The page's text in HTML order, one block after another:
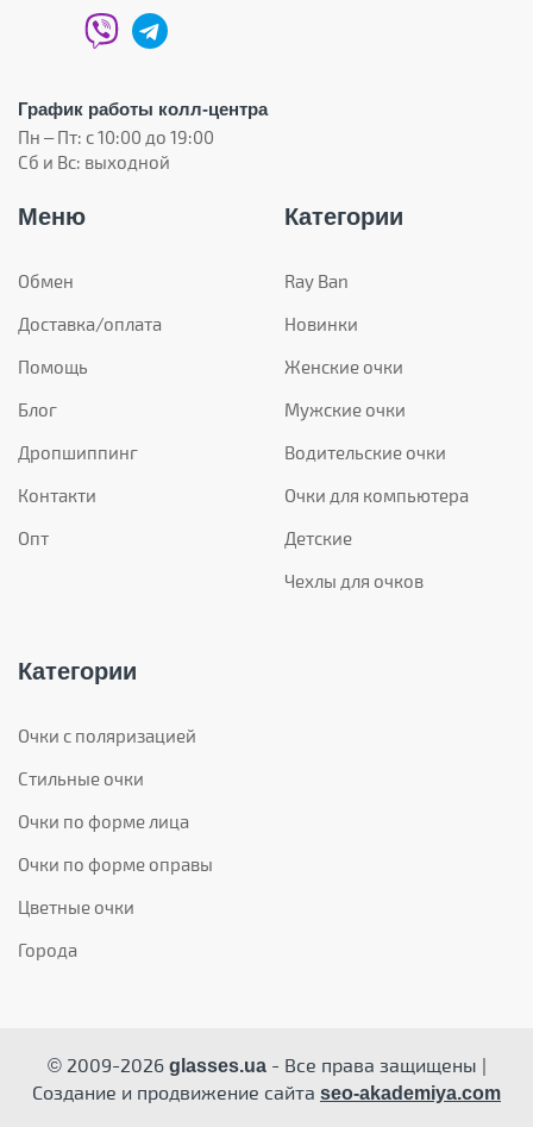
График работы колл-центра
Пн – Пт: с 10:00 до 19:00
Сб и Вс: выходной
Меню
Обмен
Доставка/оплата
Помощь
Блог
Дропшиппинг
Контакти
Опт
Категории
Ray Ban
Новинки
Женские очки
Мужские очки
Водительские очки
Очки для компьютера
Детские
Чехлы для очков
Категории
Очки с поляризацией
Стильные очки
Очки по форме лица
Очки по форме оправы
Цветные очки
Города
© 2009-2026glasses.ua- Все права защищены |
Создание и продвижение сайта seo-akademiya.com